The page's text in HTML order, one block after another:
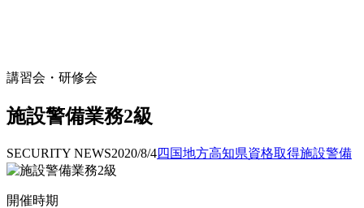
講習会・研修会
施設警備業務2級
SECURITY NEWS2020/8/4四国地方高知県資格取得施設警備
開催時期